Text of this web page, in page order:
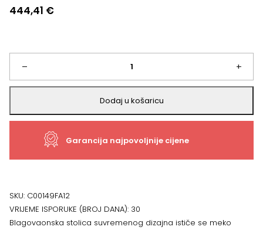
444,41 €
–
Blagovaonska
stolica
Bosca
šenilnoj
+
Dodaj u košaricu
Garancija najpovoljnije cijene
SKU: C00149FA12
VRIJEME ISPORUKE (BROJ DANA): 30
Blagovaonska stolica suvremenog dizajna ističe se meko